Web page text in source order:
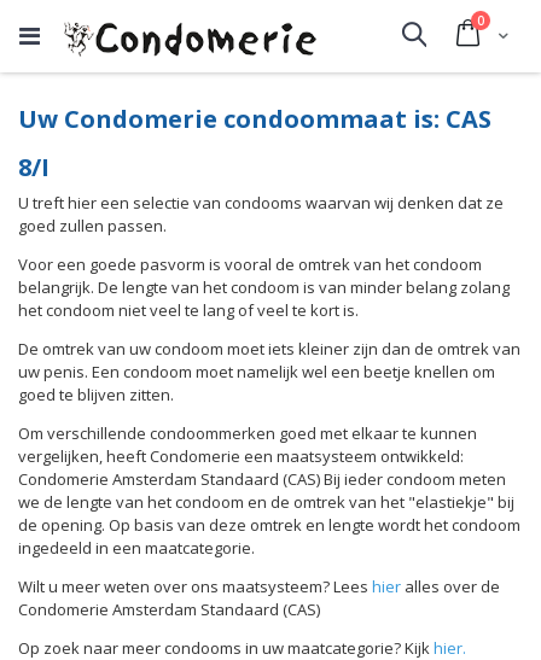
Cart
0
Search
Uw Condomerie condoommaat is: CAS
8/I
U treft hier een selectie van condooms waarvan wij denken dat ze
goed zullen passen.
Voor een goede pasvorm is vooral de omtrek van het condoom
belangrijk. De lengte van het condoom is van minder belang zolang
het condoom niet veel te lang of veel te kort is.
De omtrek van uw condoom moet iets kleiner zijn dan de omtrek van
uw penis. Een condoom moet namelijk wel een beetje knellen om
goed te blijven zitten.
Om verschillende condoommerken goed met elkaar te kunnen
vergelijken, heeft Condomerie een maatsysteem ontwikkeld:
Condomerie Amsterdam Standaard (CAS) Bij ieder condoom meten
we de lengte van het condoom en de omtrek van het "elastiekje" bij
de opening. Op basis van deze omtrek en lengte wordt het condoom
ingedeeld in een maatcategorie.
Wilt u meer weten over ons maatsysteem? Lees hier alles over de
Condomerie Amsterdam Standaard (CAS)
Op zoek naar meer condooms in uw maatcategorie? Kijkhier.